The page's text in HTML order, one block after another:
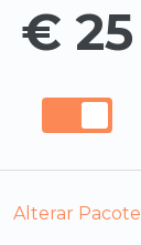
€ 25
Alterar Pacote